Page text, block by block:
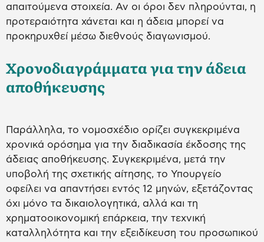
απαιτούμενα στοιχεία. Αν οι όροι δεν πληρούνται, η
προτεραιότητα χάνεται και η άδεια μπορεί να
προκηρυχθεί μέσω διεθνούς διαγωνισμού.
Χρονοδιαγράμματα για την άδεια
αποθήκευσης
Παράλληλα, το νομοσχέδιο ορίζει συγκεκριμένα
χρονικά ορόσημα για την διαδικασία έκδοσης της
άδειας αποθήκευσης. Συγκεκριμένα, μετά την
υποβολή της σχετικής αίτησης, το Υπουργείο
οφείλει να απαντήσει εντός 12 μηνών, εξετάζοντας
όχι μόνο τα δικαιολογητικά, αλλά και τη
χρηματοοικονομική επάρκεια, την τεχνική
καταλληλότητα και την εξειδίκευση του προσωπικού